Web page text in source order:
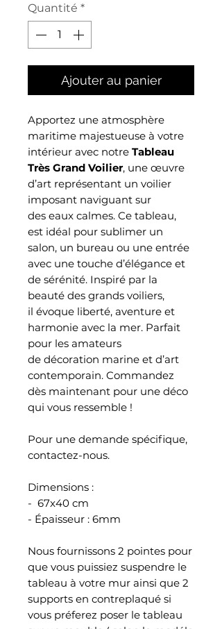
Quantité *
Ajouter au panier
Apportez une atmosphère
maritime majestueuse à votre
intérieur avec notre Tableau
Très Grand Voilier, une œuvre
d’art représentant un voilier
imposant naviguant sur
des eaux calmes. Ce tableau,
est idéal pour sublimer un
salon, un bureau ou une entrée
avec une touche d’élégance et
de sérénité. Inspiré par la
beauté des grands voiliers,
il évoque liberté, aventure et
harmonie avec la mer. Parfait
pour les amateurs
de décoration marine et d’art
contemporain. Commandez
dès maintenant pour une déco
qui vous ressemble !
Pour une demande spécifique,
contactez-nous.
Dimensions :
- 67x40 cm
- Épaisseur : 6mm
Nous fournissons 2 pointes pour
que vous puissiez suspendre le
tableau à votre mur ainsi que 2
supports en contreplaqué si
vous préferez poser le tableau